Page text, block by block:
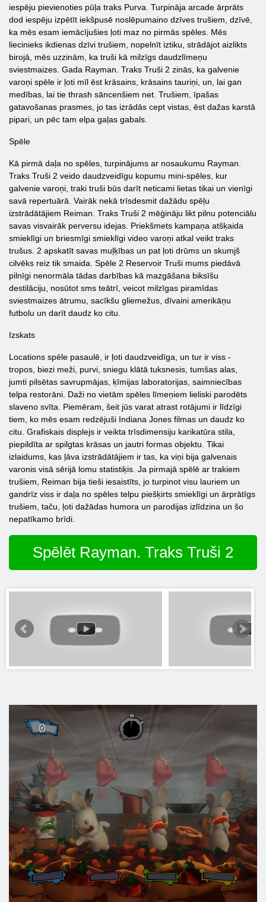
iespēju pievienoties pūļa traks Purva. Turpināja arcade ārprāts
dod iespēju izpētīt iekšpusē noslēpumaino dzīves trušiem, dzīvē,
ka mēs esam iemācījušies ļoti maz no pirmās spēles. Mēs
liecinieks ikdienas dzīvi trušiem, nopelnīt iztiku, strādājot aizlikts
birojā, mēs uzzinām, ka truši kā milzīgs daudzlīmeņu
sviestmaizes. Gada Rayman. Traks Truši 2 zinās, ka galvenie
varoņi spēle ir ļoti mīl ēst krāsains, krāsains tauriņi, un, lai gan
medības, lai tie thrash sāncenšiem net. Trušiem, īpašas
gatavošanas prasmes, jo tas izrādās cept vistas, ēst dažas karstā
pipari, un pēc tam elpa gaļas gabals.
Spēle
Kā pirmā daļa no spēles, turpinājums ar nosaukumu Rayman.
Traks Truši 2 veido daudzveidīgu kopumu mini-spēles, kur
galvenie varoņi, traki truši būs darīt neticami lietas tikai un vienīgi
savā repertuārā. Vairāk nekā trīsdesmit dažādu spēļu
izstrādātājiem Reiman. Traks Truši 2 mēģināju likt pilnu potenciālu
savas visvairāk perversu idejas. Priekšmets kampaņa atšķaida
smieklīgi un briesmīgi smieklīgi video varoņi atkal veikt traks
trušus. 2 apskatīt savas muļķības un pat ļoti drūms un skumjš
cilvēks reiz tik smaida. Spēle 2 Reservoir Truši mums piedāvā
pilnīgi nenormāla tādas darbības kā mazgāšana biksīšu
destilāciju, nosūtot sms teātrī, veicot milzīgas piramīdas
sviestmaizes ātrumu, sacīkšu gliemežus, dīvaini amerikāņu
futbolu un darīt daudz ko citu.
Izskats
Locations spēle pasaulē, ir ļoti daudzveidīga, un tur ir viss -
tropos, biezi meži, purvi, sniegu klātā tuksnesis, tumšas alas,
jumti pilsētas savrupmājas, ķīmijas laboratorijas, saimniecības
telpa restorāni. Daži no vietām spēles līmeņiem lieliski parodēts
slaveno svīta. Piemēram, šeit jūs varat atrast rotājumi ir līdzīgi
tiem, ko mēs esam redzējuši Indiana Jones filmas un daudz ko
citu. Grafiskais displejs ir veikta trīsdimensiju karikatūra stila,
piepildīta ar spilgtas krāsas un jautri formas objektu. Tikai
izlaidums, kas ļāva izstrādātājiem ir tas, ka viņi bija galvenais
varonis visā sērijā lomu statistiķis. Ja pirmajā spēlē ar trakiem
trušiem, Reiman bija tieši iesaistīts, jo turpinot visu lauriem un
gandrīz viss ir daļa no spēles telpu piešķirts smieklīgi un ārprātīgs
trušiem, taču, ļoti dažādas humora un parodijas izlīdzina un šo
nepatīkamo brīdi.
Spēlēt Rayman. Traks Truši 2